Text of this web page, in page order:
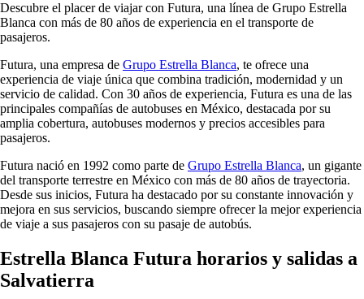
Descubre el placer de viajar con Futura, una línea de Grupo Estrella
Blanca con más de 80 años de experiencia en el transporte de
pasajeros.
Futura, una empresa de Grupo Estrella Blanca, te ofrece una
experiencia de viaje única que combina tradición, modernidad y un
servicio de calidad. Con 30 años de experiencia, Futura es una de las
principales compañías de autobuses en México, destacada por su
amplia cobertura, autobuses modernos y precios accesibles para
pasajeros.
Futura nació en 1992 como parte de Grupo Estrella Blanca, un gigante
del transporte terrestre en México con más de 80 años de trayectoria.
Desde sus inicios, Futura ha destacado por su constante innovación y
mejora en sus servicios, buscando siempre ofrecer la mejor experiencia
de viaje a sus pasajeros con su pasaje de autobús.
Estrella Blanca Futura horarios y salidas a
Salvatierra